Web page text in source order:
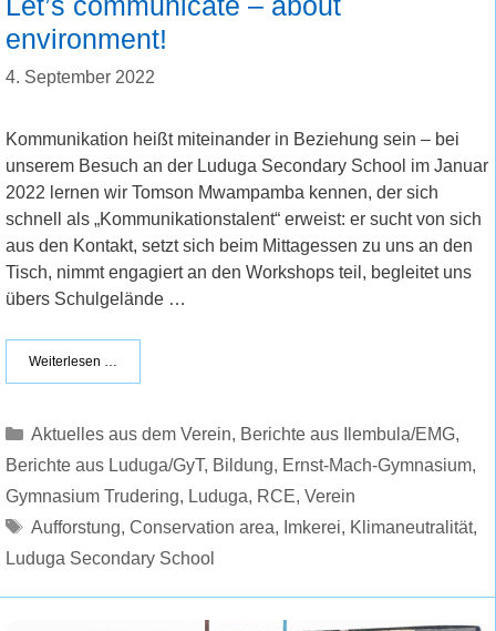
environment!
4. September 2022
Kommunikation heißt miteinander in Beziehung sein – bei
unserem Besuch an der Luduga Secondary School im Januar
2022 lernen wir Tomson Mwampamba kennen, der sich
schnell als „Kommunikationstalent“ erweist: er sucht von sich
aus den Kontakt, setzt sich beim Mittagessen zu uns an den
Tisch, nimmt engagiert an den Workshops teil, begleitet uns
übers Schulgelände …
Weiterlesen …
Kategorien
Aktuelles aus dem Verein, Berichte aus Ilembula/EMG,
Berichte aus Luduga/GyT, Bildung, Ernst-Mach-Gymnasium,
Gymnasium Trudering, Luduga, RCE, Verein
Schlagwörter
Aufforstung, Conservation area, Imkerei, Klimaneutralität,
Luduga Secondary School